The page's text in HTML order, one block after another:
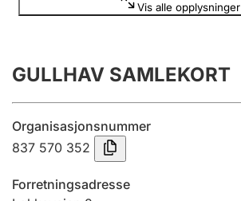
Årsregnskap
Innsending og forsinkelsesgebyr
Vis alle opplysninger
GULLHAV SAMLEKORT
Organisasjonsnummer
837 570 352
Forretningsadresse